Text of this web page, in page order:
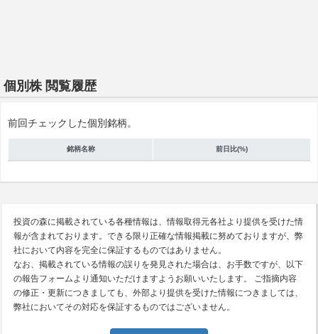
個別株 閲覧履歴
前回チェックした個別銘柄。
銘柄名称 前日比(%)
投資の森に掲載されている各種情報は、情報取得元各社より提供を受けた情
報が含まれております。できる限り正確な情報掲載に努めておりますが、弊
社において内容を完全に保証するものではありません。
なお、掲載されている情報の誤りを発見された場合は、お手数ですが、以下
の報告フォームより通知いただけますようお願いいたします。 ご指摘内容
の修正・更新につきましても、外部より提供を受けた情報につきましては、
弊社においてその対応を保証するものではございません。